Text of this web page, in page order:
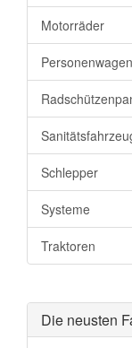
Motorräder
Personenwagen
Schlepper
Systeme
Traktoren
Die neusten